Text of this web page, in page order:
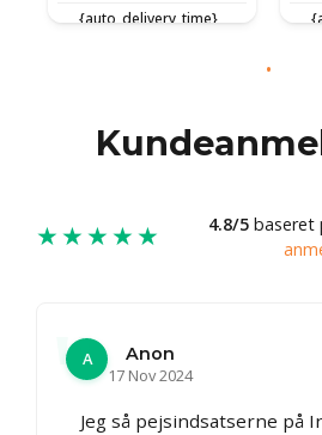
{auto_delivery_time}
★★★★★ 4.8/5 baseret
A
Anon
17 Nov 2024
Jeg så pejsindsatserne på